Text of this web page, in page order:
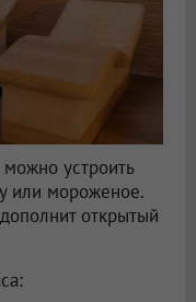
устроить
или мороженое.
открытый